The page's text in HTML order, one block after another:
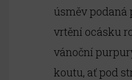
úsměv podaná
vrtění ocásku
vánoční
koutu, ať pod